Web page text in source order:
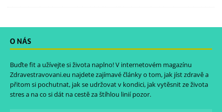
O NÁS
Buďte fit a užívejte si života naplno! V internetovém magazínu
Zdravestravovani.eu najdete zajímavé články o tom, jak jíst zdravě a
přitom si pochutnat, jak se udržovat v kondici, jak vytěsnit ze života
stres a na co si dát na cestě za štíhlou linií pozor.